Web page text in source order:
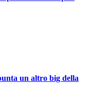
un altro big della